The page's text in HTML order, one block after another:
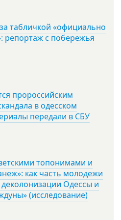
табличкой «официально
репортаж с побережья
пророссийским
в одесском
передали в СБУ
топонимами и
как часть молодежи
Одессы и
(исследование)